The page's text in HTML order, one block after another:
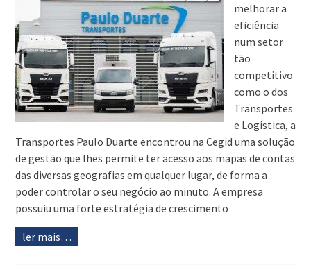
melhorar a
eficiência
num setor
tão
competitivo
como o dos
Transportes
e Logística, a
Transportes Paulo Duarte encontrou na Cegid uma solução
de gestão que lhes permite ter acesso aos mapas de contas
das diversas geografias em qualquer lugar, de forma a
poder controlar o seu negócio ao minuto. A empresa
possuiu uma forte estratégia de crescimento
ler mais…